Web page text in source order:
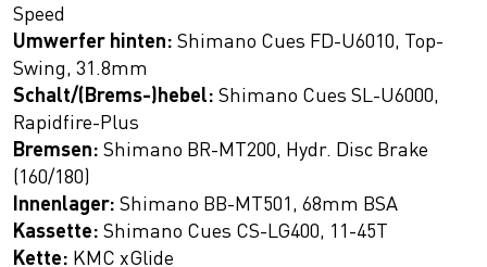
Speed
Umwerfer hinten: Shimano Cues FD-U6010, Top-
Swing, 31.8mm
Schalt/(Brems-)hebel: Shimano Cues SL-U6000,
Rapidfire-Plus
Bremsen: Shimano BR-MT200, Hydr. Disc Brake
(160/180)
Innenlager: Shimano BB-MT501, 68mm BSA
Kassette: Shimano Cues CS-LG400, 11-45T
Kette: KMC xGlide